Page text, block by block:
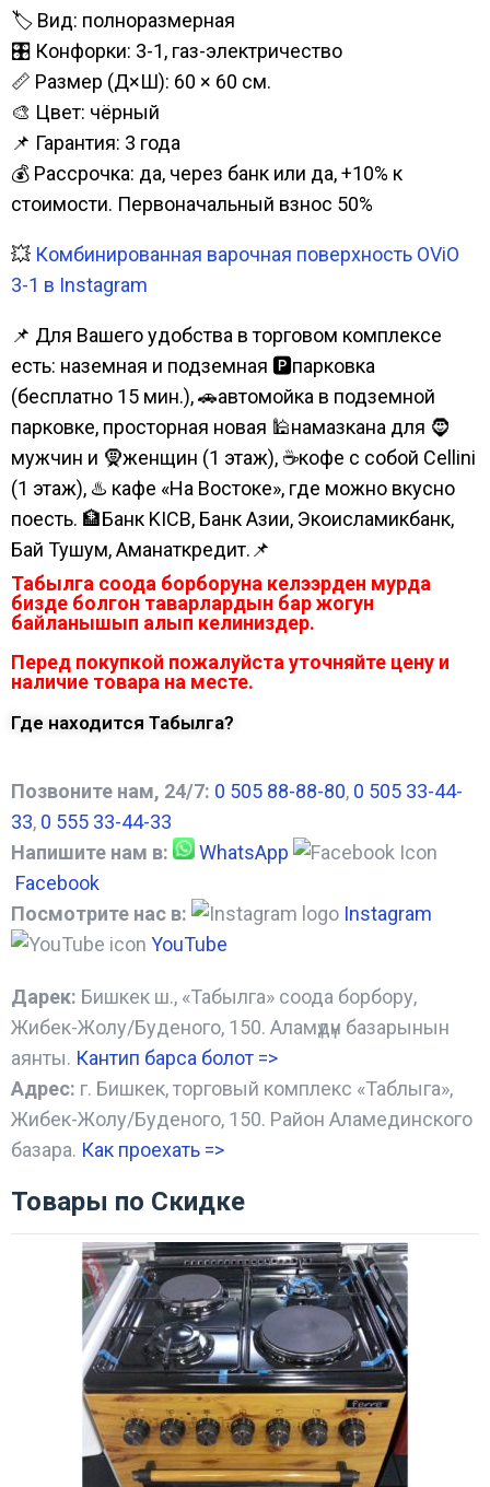
🏷️ Вид: полноразмерная
🎛️ Конфорки: 3-1, газ-электричество
📏 Размер (Д×Ш): 60 × 60 см.
🎨 Цвет: чёрный
📌 Гарантия: 3 года
💰 Рассрочка: да, через банк или да, +10% к
стоимости. Первоначальный взнос 50%
💥 Комбинированная варочная поверхность OViO
3-1 в Instagram
📌 Для Вашего удобства в торговом комплексе
есть: наземная и подземная 🅿парковка
(бесплатно 15 мин.), 🚗автомойка в подземной
парковке, просторная новая 🕌намазкана для 🧔
мужчин и 🧕женщин (1 этаж), ☕кофе с собой Cellini
(1 этаж), ♨️ кафе «На Востоке», где можно вкусно
поесть. 🏦Банк KICB, Банк Азии, Экоисламикбанк,
Бай Тушум, Аманаткредит.📌
Табылга соода борборуна келээрден мурда
бизде болгон таварлардын бар жогун
байланышып алып келиниздер.
Перед покупкой пожалуйста уточняйте цену и
наличие товара на месте.
Где находится Табылга?
Позвоните нам, 24/7: 0 505 88-88-80, 0 505 33-44-
33, 0 555 33-44-33
Напишите нам в:
WhatsApp
Facebook
Посмотрите нас в:
Instagram
YouTube
Дарек: Бишкек ш., «Табылга» соода борбору,
Жибек-Жолу/Буденого, 150. Аламүдүн базарынын
аянты. Кантип барса болот =>
Адрес: г. Бишкек, торговый комплекс «Таблыга»,
Жибек-Жолу/Буденого, 150. Район Аламединского
базара. Как проехать =>
Товары по Скидке